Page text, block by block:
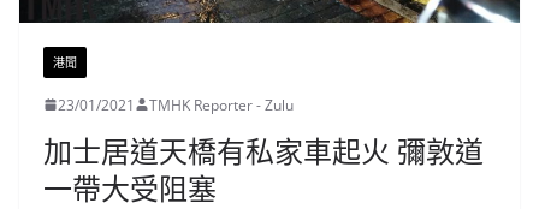
港聞
23/01/2021 TMHK Reporter - Zulu
加士居道天橋有私家車起火 彌敦道
一帶大受阻塞